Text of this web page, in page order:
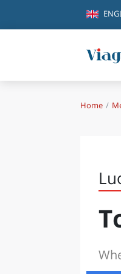
NAPOLI
LA SILA
IL
Home